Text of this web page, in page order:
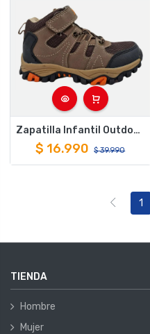
Zapatilla Infantil Outdoor Spalding ZNC1008 Café
$ 16.990 $39.990
1
TIENDA
Hombre
Mujer